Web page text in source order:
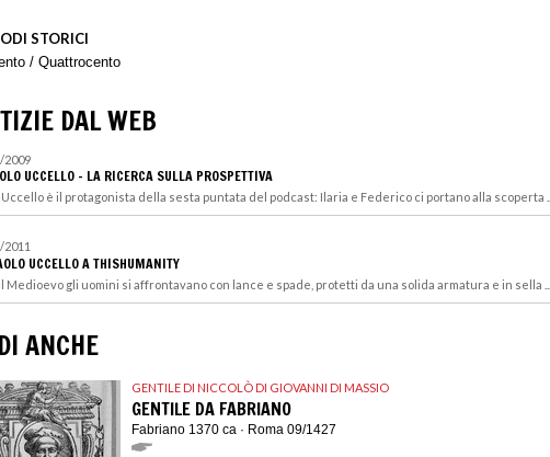
STORICI
/ Quattrocento
DAL WEB
2009
UCCELLO - LA RICERCA SULLA PROSPETTIVA
Uccello è il protagonista della sesta puntata del podcast: Ilaria e Federico ci portano alla scoperta ...
2011
UCCELLO A THISHUMANITY
Medioevo gli uomini si affrontavano con lance e spade, protetti da una solida armatura e in sella ...
ANCHE
GENTILE DI NICCOLÒ DI GIOVANNI DI MASSIO
GENTILE DA FABRIANO
Fabriano 1370 ca · Roma 09/1427